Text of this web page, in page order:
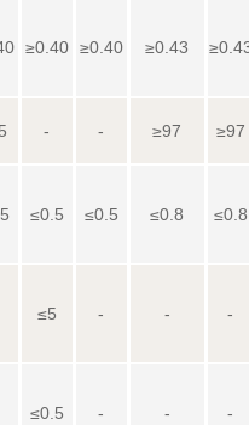
≥0.40 ≥0.40 ≥0.43
- - ≥97 ≥97
≤0.5 ≤0.5 ≤0.8 ≤0.8
≤5 - - -
≤0.5 - - -